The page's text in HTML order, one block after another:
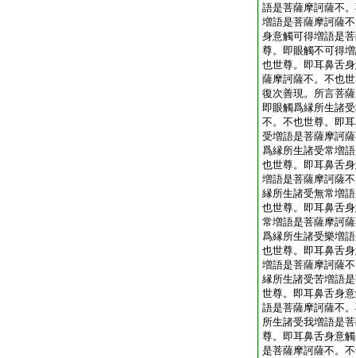
語是菩薩摩訶薩不
増語是菩薩摩訶薩
身意觸可得増語是
尊。即眼觸不可得
也世尊。即耳鼻舌
薩摩訶薩不。不也
復次善現。所言菩
即眼觸爲縁所生諸
不。不也世尊。即
受増語是菩薩摩訶
爲縁所生諸受常増
也世尊。即耳鼻舌
増語是菩薩摩訶薩
縁所生諸受無常増
也世尊。即耳鼻舌
常増語是菩薩摩訶
爲縁所生諸受樂増
也世尊。即耳鼻舌
増語是菩薩摩訶薩
縁所生諸受苦増語
世尊。即耳鼻舌身
語是菩薩摩訶薩不
所生諸受我増語是
尊。即耳鼻舌身意
是菩薩摩訶薩不。